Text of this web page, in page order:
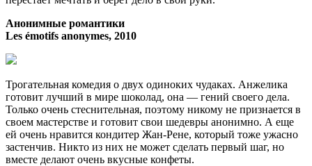
Анонимные романтики
Les émotifs anonymes, 2010
Трогательная комедия о двух одиноких чудаках. Анжелика
готовит лучший в мире шоколад, она — гений своего дела.
Только очень стеснительная, поэтому никому не признается в
своем мастерстве и готовит свои шедевры анонимно. А еще
ей очень нравится кондитер Жан-Рене, который тоже ужасно
застенчив. Никто из них не может сделать первый шаг, но
вместе делают очень вкусные конфеты.